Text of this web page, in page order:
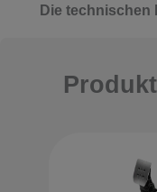
Die technischen